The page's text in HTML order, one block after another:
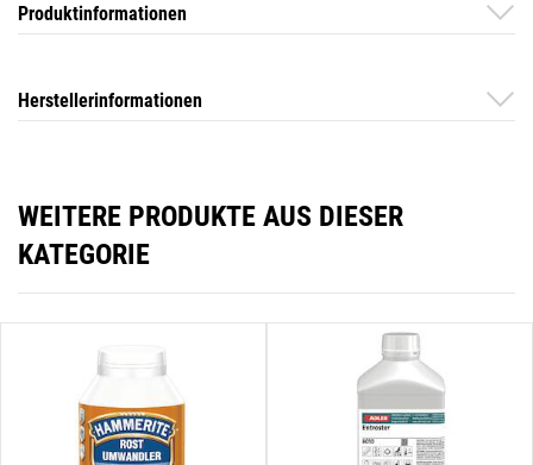
Produktinformationen
Herstellerinformationen
WEITERE PRODUKTE AUS DIESER
KATEGORIE